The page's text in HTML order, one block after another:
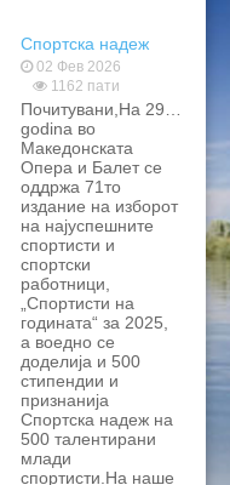
Спортска надеж
02 Фев 2026
1162 пати
Почитувани,На
godina во
Македонската
Опера и Балет се
оддржа 71то
издание на изборот
на најуспешните
спортисти и
спортски
работници,
„Спортисти на
годината“ за 2025,
а воедно се
доделија и 500
стипендии и
признанија
Спортска надеж на
500 талентирани
млади
спортисти.На наше